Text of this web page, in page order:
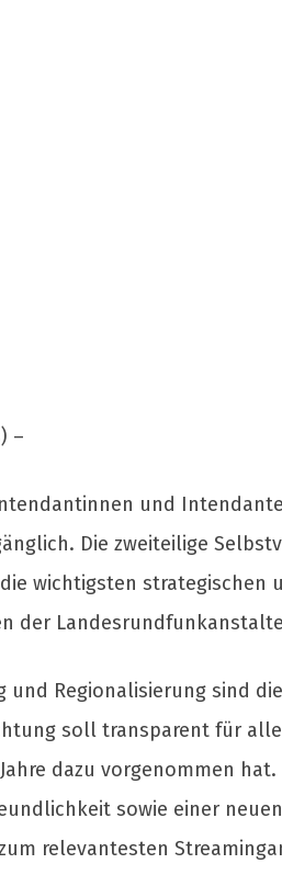
–
und
Die zweiteilige
wichtigsten strategischen
der
und Regionalisierung sind
soll transparent für
dazu vorgenommen
sowie einer
zum relevantesten